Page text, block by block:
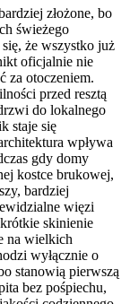
złożone, bo
świeżego
że wszystko już
oficjalnie nie
za otoczeniem.
przed resztą
do lokalnego
staje się
wpływa
gdy domy
kostce brukowej,
bardziej
więzi
skinienie
na wielkich
wyłącznie o
stanowią pierwszą
bez pośpiechu,